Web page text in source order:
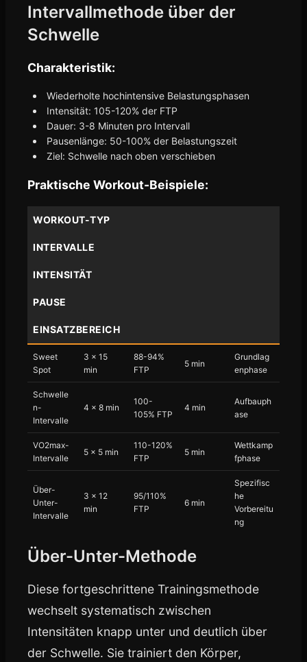
Intervallmethode über der
Schwelle
Charakteristik:
Wiederholte hochintensive Belastungsphasen
Intensität: 105-120% der FTP
Dauer: 3-8 Minuten pro Intervall
Pausenlänge: 50-100% der Belastungszeit
Ziel: Schwelle nach oben verschieben
Praktische Workout-Beispiele:
WORKOUT-TYP
INTERVALLE
INTENSITÄT
PAUSE
EINSATZBEREICH
Sweet
Spot
3 × 15
min
88-94%
FTP
5 min
Grundlag
enphase
Schwelle
n-
Intervalle
4 × 8 min
100-
105% FTP
4 min
Aufbauph
ase
VO2max-
Intervalle
5 × 5 min
110-120%
FTP
5 min
Wettkamp
fphase
Über-
Unter-
Intervalle
3 × 12
min
95/110%
FTP
6 min
Spezifisc
he
Vorbereitu
ng
Über-Unter-Methode
Diese fortgeschrittene Trainingsmethode
wechselt systematisch zwischen
Intensitäten knapp unter und deutlich über
der Schwelle. Sie trainiert den Körper,